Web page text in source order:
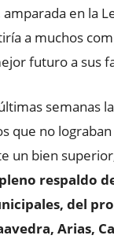
en la
a muchos
futuro a sus
semanas
que no
un bien
respaldo
del
Arias,